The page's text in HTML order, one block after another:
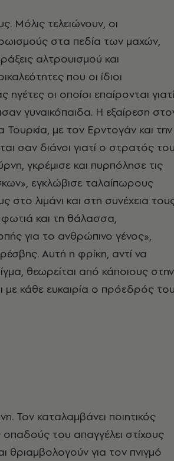
Μόλις τελειώνουν, οι
στα πεδία των μαχών,
αλτρουισμού και
που οι ίδιοι
οι οποίοι επαίρονται γιατί
γυναικόπαιδα. Η εξαίρεση
Τουρκία, με τον Ερντογάν και την
σαν διάνοι γιατί ο στρατός
γκρέμισε και πυρπόλησε τις
εγκλώβισε ταλαίπωρους
στο λιμάνι και στη συνέχεια
και τη θάλασσα,
για το ανθρώπινο γένος»,
Αυτή η φρίκη, αντί να
θεωρείται από κάποιους στην
με κάθε ευκαιρία ο πρόεδρός
Τον καταλαμβάνει ποιητικός
του απαγγέλει στίχους
θριαμβολογούν για τον πνιγμό